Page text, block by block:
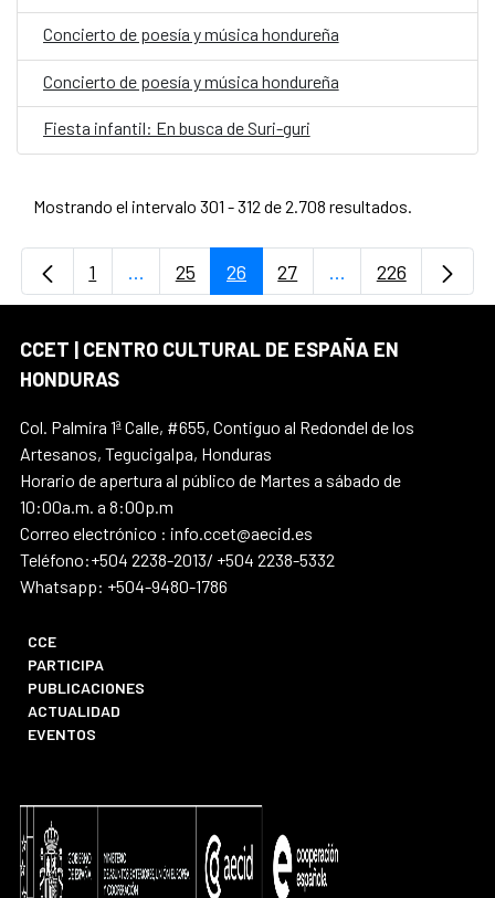
Concierto de poesía y música hondureña
Concierto de poesía y música hondureña
Fiesta infantil: En busca de Suri-guri
Mostrando el intervalo 301 - 312 de 2.708 resultados.
Página
1 ...Páginas intermedias Use TAB para
Página
25 Página
26 Página
27 ...PáginasPágina
226
CCET | CENTRO CULTURAL DE ESPAÑA EN
HONDURAS
Col. Palmira 1ª Calle, #655, Contiguo al Redondel de los
Artesanos, Tegucigalpa, Honduras
Horario de apertura al público de Martes a sábado de
10:00a.m. a 8:00p.m
Correo electrónico : info.ccet@aecid.es
Teléfono:+504 2238-2013/ +504 2238-5332
Whatsapp: +504-9480-1786
CCE
PARTICIPA
PUBLICACIONES
ACTUALIDAD
EVENTOS